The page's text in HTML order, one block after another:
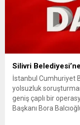
Silivri
İstanbul Cumhuriyet
yolsuzluk
geniş çaplı bir
Başkanı Bora